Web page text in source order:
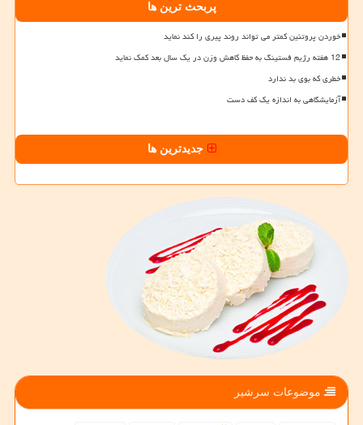
پربحث ترین ها
خوردن پروتئین کمتر می تواند روند پیری را کند نماید
12 هفته رژیم فستینگ به حفظ کاهش وزن در یک سال بعد کمک نماید
خطری که بوی بد ندارد
آزمایشگاهی به اندازه یک کف دست
جدیدترین ها
موضوعات سرشیر